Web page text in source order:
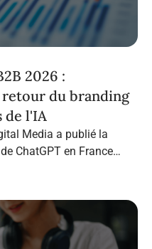
2026 :
du branding
de l'IA
Media a publié la
ChatGPT en France